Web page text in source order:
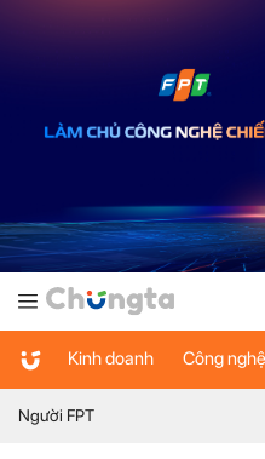
Kinh doanh Công nghệ
Người FPT